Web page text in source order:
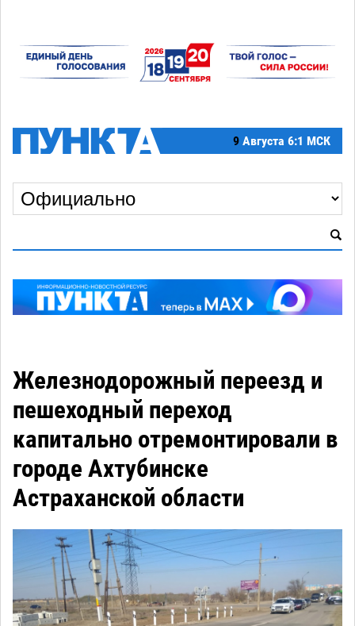
9 Августа 6:1 МСК
Железнодорожный переезд и
пешеходный переход
капитально отремонтировали в
городе Ахтубинске
Астраханской области